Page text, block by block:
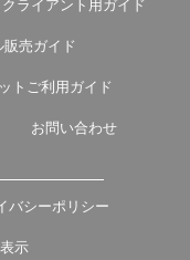
クライアント用ガイド
販売ガイド
トご利用ガイド
お問い合わせ
バシーポリシー
示